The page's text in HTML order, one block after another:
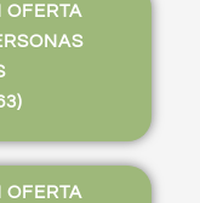
OFERTA
OFERTA